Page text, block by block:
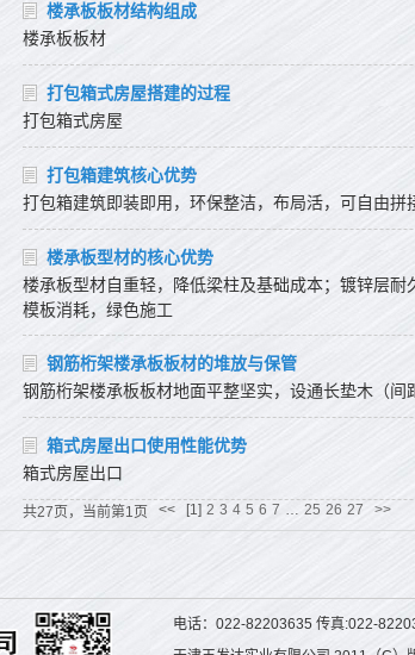
楼承板板材结构组成
楼承板板材
打包箱式房屋搭建的过程
打包箱式房屋
打包箱建筑核心优势
打包箱建筑即装即用，环保整洁，布局活，可自由拼
楼承板型材的核心优势
楼承板型材自重轻，降低梁柱及基础成本；镀锌层耐
模板消耗，绿色施工
钢筋桁架楼承板板材的堆放与保管
钢筋桁架楼承板板材地面平整坚实，设通长垫木（间
箱式房屋出口使用性能优势
箱式房屋出口
共27页，当前第1页 << [1] 2 3 4 5 6 7 … 25 26 27 >>
电话：022-82203635 传真:022-